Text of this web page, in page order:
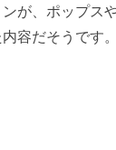
が、ポップス
容だそうです。